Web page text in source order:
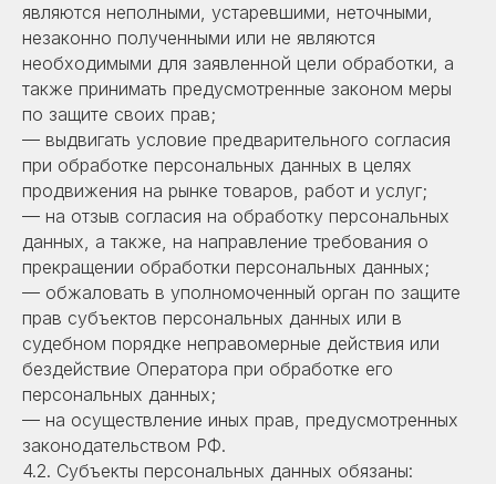
являются неполными, устаревшими, неточными,
незаконно полученными или не являются
необходимыми для заявленной цели обработки, а
также принимать предусмотренные законом меры
по защите своих прав;
— выдвигать условие предварительного согласия
при обработке персональных данных в целях
продвижения на рынке товаров, работ и услуг;
— на отзыв согласия на обработку персональных
данных, а также, на направление требования о
прекращении обработки персональных данных;
— обжаловать в уполномоченный орган по защите
прав субъектов персональных данных или в
судебном порядке неправомерные действия или
бездействие Оператора при обработке его
персональных данных;
— на осуществление иных прав, предусмотренных
законодательством РФ.
4.2. Субъекты персональных данных обязаны: